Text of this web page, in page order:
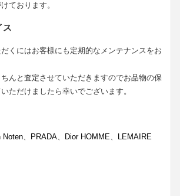
ております。
ス
くにはお客様にも定期的なメンテナンスをお
んと査定させていただきますのでお品物の保
ただけましたら幸いでございます。
Noten、 PRADA、 Dior HOMME、 LEMAIRE